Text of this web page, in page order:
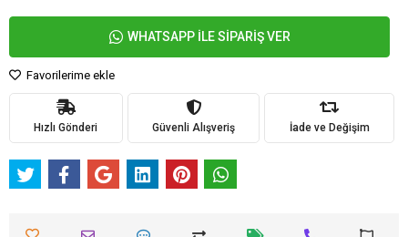
WHATSAPP İLE SİPARİŞ VER
Favorilerime ekle
Hızlı Gönderi Güvenli Alışveriş İade ve Değişim